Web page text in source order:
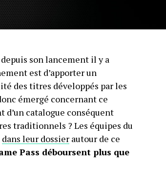
son lancement il y a
est d’apporter un
des titres développés par les
émergé concernant ce
catalogue conséquent
traditionnels ? Les équipes du
dans leur dossier autour de ce
Pass déboursent plus que